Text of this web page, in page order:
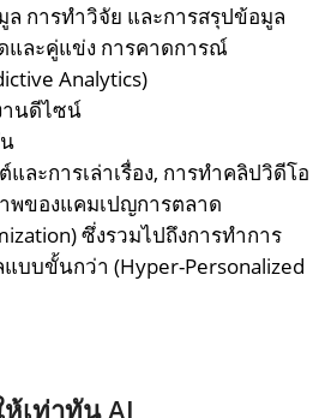
การทำวิจัย และการสรุปข้อมูล
และคู่แข่ง การคาดการณ์
Analytics)
านดีไซน์
ละการเล่าเรื่อง, การทำคลิปวิดีโอ
พของแคมเปญการตลาด
ซึ่งรวมไปถึงการทำการ
บบขั้นกว่า (Hyper-Personalized
ห้เท่าทันAI